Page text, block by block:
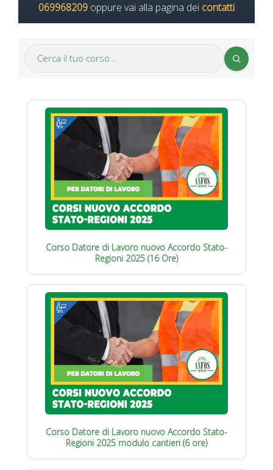
069968209 oppure vai alla pagina dei contatti
Corso Datore di Lavoro nuovo Accordo Stato-
Regioni 2025 (16 Ore)
Corso Datore di Lavoro nuovo Accordo Stato-
Regioni 2025 modulo cantieri (6 ore)